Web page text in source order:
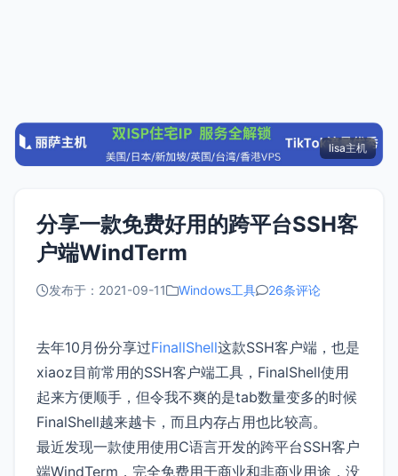
lisa主机
分享一款免费好用的跨平台SSH客
户端WindTerm
发布于：2021-09-11 Windows工具 26条评论
去年10月份分享过FinallShell这款SSH客户端，也是
xiaoz目前常用的SSH客户端工具，FinalShell使用
起来方便顺手，但令我不爽的是tab数量变多的时候
FinalShell越来越卡，而且内存占用也比较高。
最近发现一款使用使用C语言开发的跨平台SSH客户
端WindTerm，完全免费用于商业和非商业用途，没